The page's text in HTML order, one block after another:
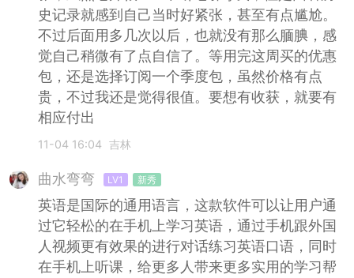
史记录就感到自己当时好紧张，甚至有点尴尬。
不过后面用多几次以后，也就没有那么腼腆，感
觉自己稍微有了点自信了。等用完这周买的优惠
包，还是选择订阅一个季度包，虽然价格有点
贵，不过我还是觉得很值。要想有收获，就要有
相应付出
11-04 16:04 吉林
曲水弯弯 LV1 新秀
英语是国际的通用语言，这款软件可以让用户通
过它轻松的在手机上学习英语，通过手机跟外国
人视频更有效果的进行对话练习英语口语，同时
在手机上听课，给更多人带来更多实用的学习帮